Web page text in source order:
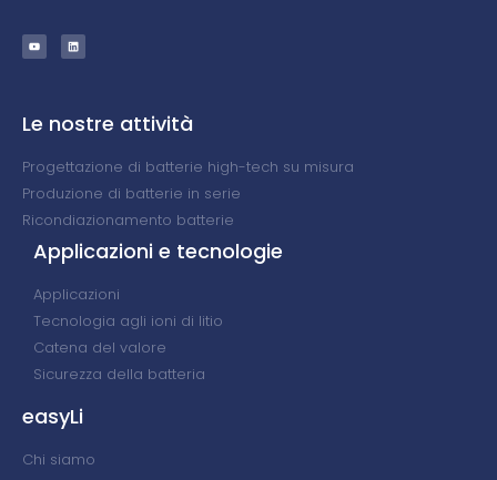
Le nostre attività
Progettazione di batterie high-tech su misura
Produzione di batterie in serie
Ricondiazionamento batterie
Applicazioni e tecnologie
Applicazioni
Tecnologia agli ioni di litio
Catena del valore
Sicurezza della batteria
easyLi
Chi siamo